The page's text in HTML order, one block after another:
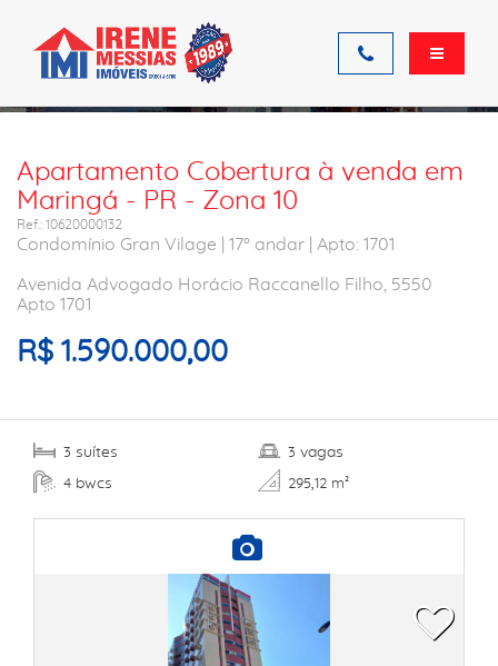
Ficha do imóvel
Apartamento Cobertura à venda em
Maringá - PR - Zona 10
Ref.: 10620000132
Condomínio Gran Vilage | 17º andar | Apto: 1701
Avenida Advogado Horácio Raccanello Filho, 5550
Apto 1701
R$ 1.590.000,00
3 suítes
4 bwcs
3 vagas
295,12 m²